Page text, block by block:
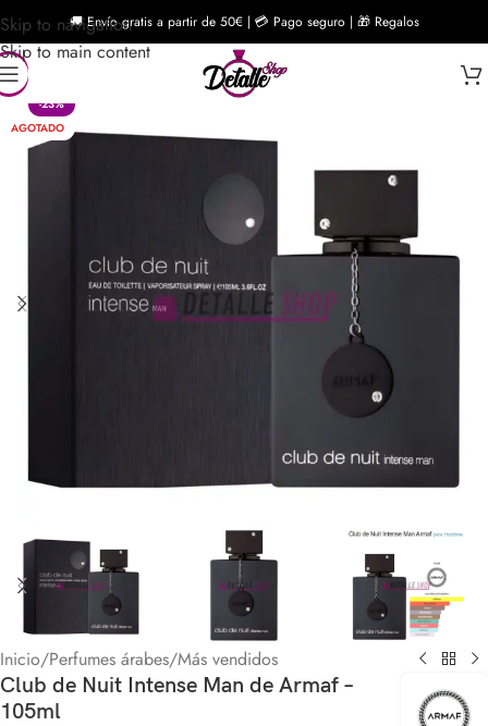
Skip to navigation
Skip to main content
🚚 Envío gratis a partir de 50€ | 💳 Pago seguro | 🎁 Regalos
-23%
AGOTADO
Inicio/Perfumes árabes/Más vendidos
Club de Nuit Intense Man de Armaf –
105ml